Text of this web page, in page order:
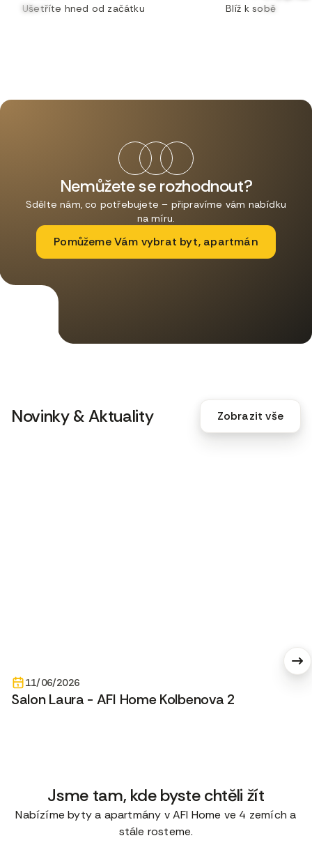
Ušetříte hned od začátku
Blíž k sobě
Nemůžete se rozhodnout?
Sdělte nám, co potřebujete – připravíme vám nabídku
na míru.
Pomůžeme Vám vybrat byt, apartmán
Novinky & Aktuality Zobrazit vše
11/06/2026
Salon Laura - AFI Home Kolbenova 2
Jsme tam, kde byste chtěli žít
Nabízíme byty a apartmány v AFI Home ve 4 zemích a
stále rosteme.